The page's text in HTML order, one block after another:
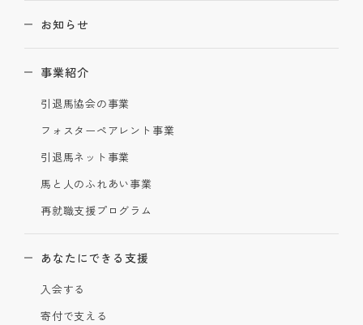
お知らせ
事業紹介
引退馬協会の事業
フォスターペアレント事業
引退馬ネット事業
馬と人のふれあい事業
再就職支援プログラム
あなたにできる支援
入会する
寄付で支える